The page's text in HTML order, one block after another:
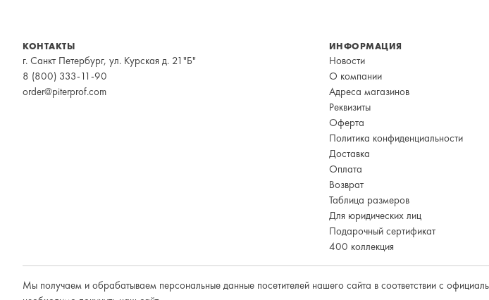
КОНТАКТЫ
г. Санкт Петербург, ул. Курская д. 21"Б"
8 (800) 333-11-90
order@piterprof.com
ИНФОРМАЦИЯ
Новости
О компании
Адреса магазинов
Реквизиты
Оферта
Политика конфиденциальности
Доставка
Оплата
Возврат
Таблица размеров
Для юридических лиц
Подарочный сертификат
400 коллекция
Мы получаем и обрабатываем персональные данные посетителей нашего сайта в соответствии с